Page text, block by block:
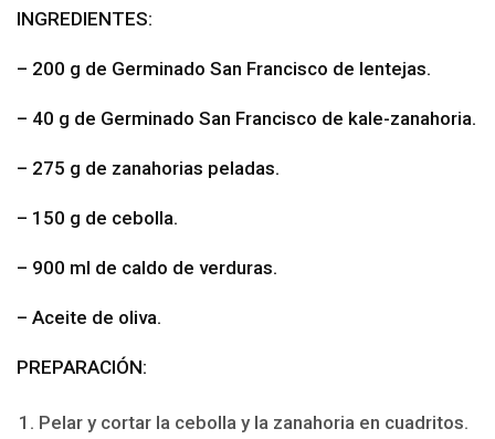
INGREDIENTES:
– 200 g de Germinado San Francisco de lentejas.
– 40 g de Germinado San Francisco de kale-zanahoria.
– 275 g de zanahorias peladas.
– 150 g de cebolla.
– 900 ml de caldo de verduras.
– Aceite de oliva.
PREPARACIÓN:
Pelar y cortar la cebolla y la zanahoria en cuadritos.